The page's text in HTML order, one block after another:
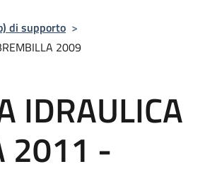
di supporto >
2009
IDRAULICA
2011 -